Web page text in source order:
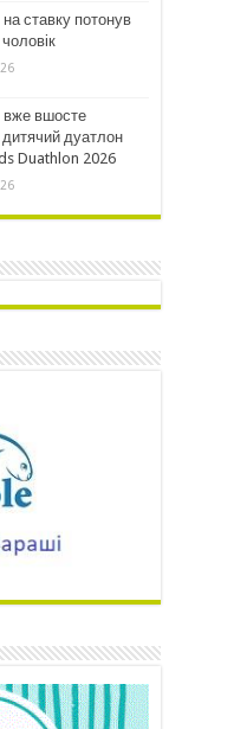
ставку потонув
вже вшосте
дитячий дуатлон
Duathlon 2026